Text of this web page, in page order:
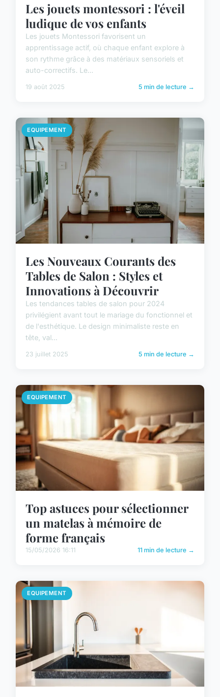
Les jouets montessori : l'éveil
ludique de vos enfants
Les jouets Montessori favorisent un
apprentissage actif, où chaque enfant explore à
son rythme grâce à des matériaux sensoriels et
auto-correctifs. Le...
19 août 2025 5 min de lecture →
EQUIPEMENT
Les Nouveaux Courants des
Tables de Salon : Styles et
Innovations à Découvrir
Les tendances tables de salon pour 2024
privilégient avant tout le mariage du fonctionnel et
de l'esthétique. Le design minimaliste reste en
tête, val...
23 juillet 2025 5 min de lecture →
EQUIPEMENT
Top astuces pour sélectionner
un matelas à mémoire de
forme français
15/05/2026 16:11 11 min de lecture →
EQUIPEMENT